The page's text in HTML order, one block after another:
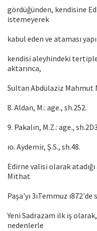
gördüğünden, kendisine
istemeyerek
kabul eden ve ataması
kendisi aleyhindeki
aktarınca,
Sultan Abdülaziz Mahmut
8. Aldan, M.: age., sh.252.
9. Pakalın, M.Z.: age.,
ıo. Aydemir, Ş.S., sh.48.
Edirne valisi olarak
Mithat
Paşa'yı 3ıTemmuz
Yeni Sadrazam ilk iş
nedenlerle